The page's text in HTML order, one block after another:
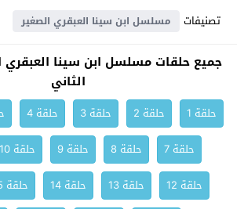
تصنيفات
مسلسل ابن سينا العبقري الصغير
جميع حلقات مسلسل ابن سينا العبقري
الثاني
حلقة 1 حلقة 2 حلقة 3 حلقة 4
حلقة 7
حلقة 8 حلقة 9 حلقة 10
حلقة 12
حلقة 13 حلقة 14 حلقة 15